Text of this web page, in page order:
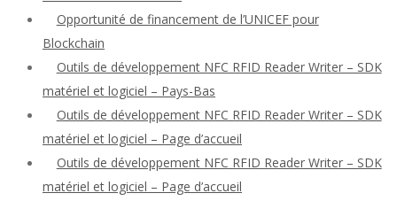
Opportunité de financement de l’UNICEF pour
Blockchain
Outils de développement NFC RFID Reader Writer – SDK
matériel et logiciel – Pays-Bas
Outils de développement NFC RFID Reader Writer – SDK
matériel et logiciel – Page d’accueil
Outils de développement NFC RFID Reader Writer – SDK
matériel et logiciel – Page d’accueil